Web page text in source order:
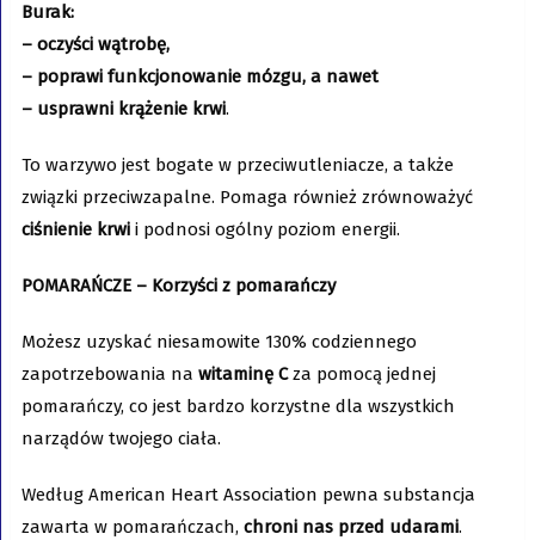
Burak:
– oczyści wątrobę,
– poprawi funkcjonowanie mózgu, a nawet
– usprawni krążenie krwi.
To warzywo jest bogate w przeciwutleniacze, a także
związki przeciwzapalne. Pomaga również zrównoważyć
ciśnienie krwii podnosi ogólny poziom energii.
POMARAŃCZE – Korzyści z pomarańczy
Możesz uzyskać niesamowite 130% codziennego
zapotrzebowania na witaminę Cza pomocą jednej
pomarańczy, co jest bardzo korzystne dla wszystkich
narządów twojego ciała.
Według American Heart Association pewna substancja
zawarta w pomarańczach, chroni nas przed udarami.